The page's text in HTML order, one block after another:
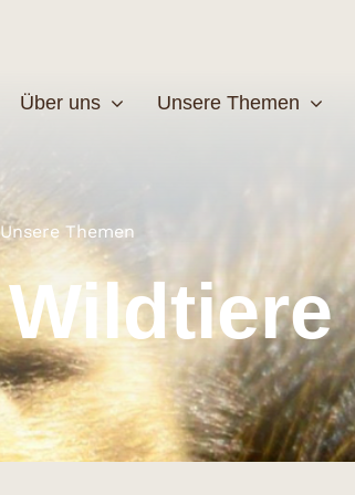
Über uns Unsere Themen
MEHR MEHR
Unsere Themen